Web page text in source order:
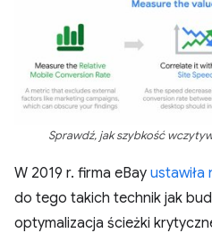
Sprawdź, jak szybkość
W 2019 r. firma eBay ustawiła
do tego takich technik jak
optymalizacja ścieżki